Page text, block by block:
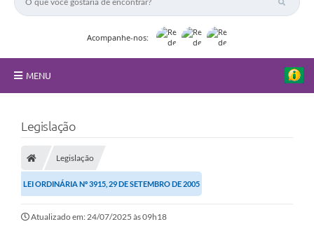
Acompanhe-nos:
MENU
Principal
Nossa Cidade
Secretarias
Atos Oficiais
Legislação
Legislação
LEI ORDINÁRIA Nº 3915, 29 DE SETEMBRO DE 2005
Atualizado em: 24/07/2025 às 09h18